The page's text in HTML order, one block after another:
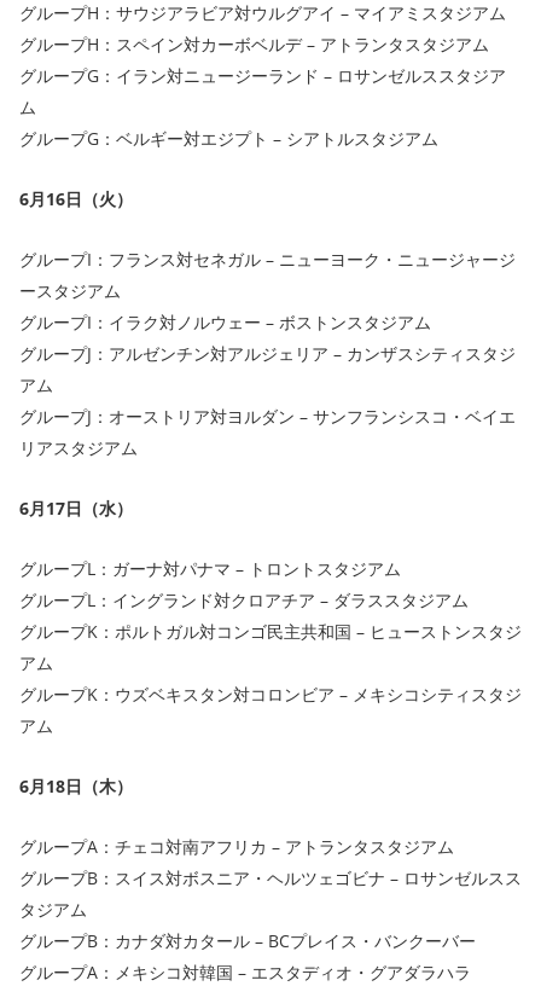
グループH：サウジアラビア対ウルグアイ – マイアミスタジアム
グループH：スペイン対カーボベルデ – アトランタスタジアム
グループG：イラン対ニュージーランド – ロサンゼルススタジア
ム
グループG：ベルギー対エジプト – シアトルスタジアム
6月16日（火）
グループI：フランス対セネガル – ニューヨーク・ニュージャージ
ースタジアム
グループI：イラク対ノルウェー – ボストンスタジアム
グループJ：アルゼンチン対アルジェリア – カンザスシティスタジ
アム
グループJ：オーストリア対ヨルダン – サンフランシスコ・ベイエ
リアスタジアム
6月17日（水）
グループL：ガーナ対パナマ – トロントスタジアム
グループL：イングランド対クロアチア – ダラススタジアム
グループK：ポルトガル対コンゴ民主共和国 – ヒューストンスタジ
アム
グループK：ウズベキスタン対コロンビア – メキシコシティスタジ
アム
6月18日（木）
グループA：チェコ対南アフリカ – アトランタスタジアム
グループB：スイス対ボスニア・ヘルツェゴビナ – ロサンゼルスス
タジアム
グループB：カナダ対カタール – BCプレイス・バンクーバー
グループA：メキシコ対韓国 – エスタディオ・グアダラハラ